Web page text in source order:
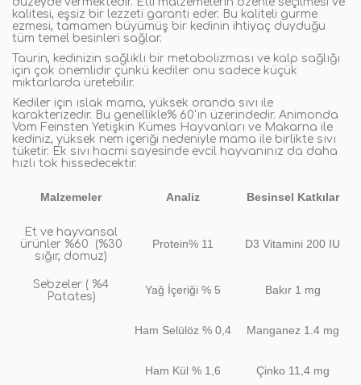
kalitesi, eşsiz bir lezzeti garanti eder. Bu kaliteli gurme
ezmesi, tamamen büyümüş bir kedinin ihtiyaç duyduğu
tüm temel besinleri sağlar.
Taurin, kedinizin sağlıklı bir metabolizması ve kalp sağlığı
için çok önemlidir çünkü kediler onu sadece küçük
miktarlarda üretebilir.
Kediler için ıslak mama, yüksek oranda sıvı ile
karakterizedir. Bu genellikle% 60'ın üzerindedir. Animonda
Vom Feinsten Yetişkin Kümes Hayvanları ve Makarna ile
kediniz, yüksek nem içeriği nedeniyle mama ile birlikte sıvı
tüketir. Ek sıvı hacmi sayesinde evcil hayvanınız da daha
hızlı tok hissedecektir.
Malzemeler Analiz Besinsel Katkılar
Et ve hayvansal
ürünler %60 (%30
sığır, domuz)
Protein% 11 D3 Vitamini 200 IU
Sebzeler ( %4
Patates)
Yağ İçeriği % 5 Bakır 1 mg
Ham Selülöz % 0,4 Manganez 1.4 mg
Ham Kül % 1,6 Çinko 11,4 mg